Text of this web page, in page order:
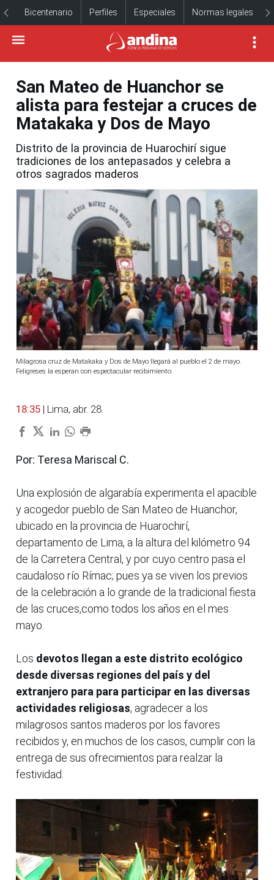
Bicentenario Perfiles Especiales Normas legales
San Mateo de Huanchor se
alista para festejar a cruces de
Matakaka y Dos de Mayo
Distrito de la provincia de Huarochirí sigue
tradiciones de los antepasados y celebra a
otros sagrados maderos
Milagrosa cruz de Matakaka y Dos de Mayo llegará al pueblo el 2 de mayo.
Feligreses la esperan con espectacular recibimiento.
18:35 | Lima, abr. 28.
Por: Teresa Mariscal C.
Una explosión de algarabía experimenta el apacible
y acogedor pueblo de San Mateo de Huanchor,
ubicado en la provincia de Huarochirí,
departamento de Lima, a la altura del kilómetro 94
de la Carretera Central, y por cuyo centro pasa el
caudaloso río Rímac; pues ya se viven los previos
de la celebración a lo grande de la tradicional fiesta
de las cruces,como todos los años en el mes
mayo.
Los devotos llegan a este distrito ecológico
desde diversas regiones del país y del
extranjero para para participar en las diversas
actividades religiosas, agradecer a los
milagrosos santos maderos por los favores
recibidos y, en muchos de los casos, cumplir con la
entrega de sus ofrecimientos para realzar la
festividad.